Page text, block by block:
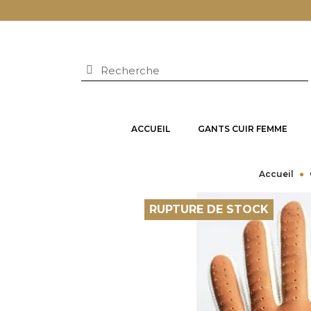
ACCUEIL GANTS CUIR FEMME
Accueil
RUPTURE DE STOCK